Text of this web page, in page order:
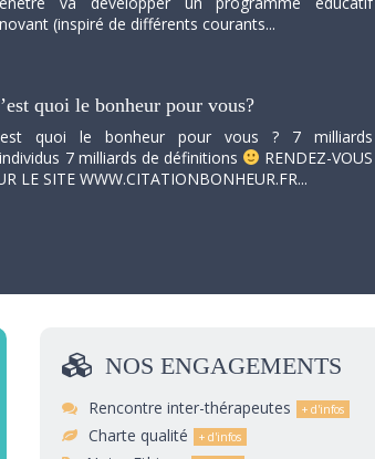
(inspiré de différents courants...
quoi le bonheur pour vous?
quoi le bonheur pour vous ? 7 milliards
7 milliards de définitions
RENDEZ-VOUS
LE SITE WWW.CITATIONBONHEUR.FR...
NOS ENGAGEMENTS
Rencontre inter-thérapeutes
Charte qualité